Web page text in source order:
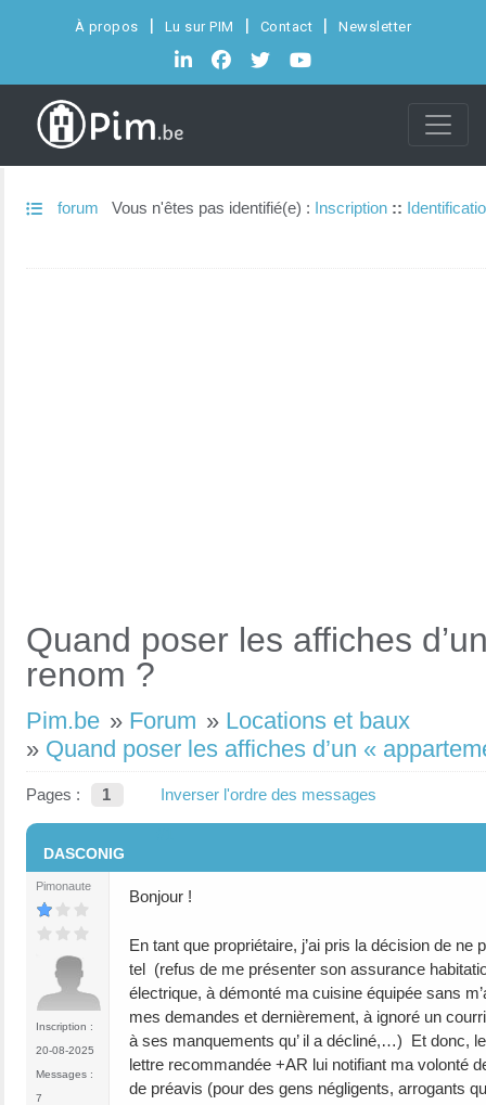
À propos Lu sur PIM Contact Newsletter
forum Vous n'êtes pas identifié(e) : Inscription ::
Quand poser les affiches
renom ?
Pim.be » Forum » Locations et baux
» Quand poser les affiches d’un «
Pages : 1 Inverser l'ordre des messages
DASCONIG
Pimonaute
Inscription :
20-08-2025
Messages :
7
Bonjour !
En tant que propriétaire, j’ai pris la décision de
tel (refus de me présenter son assurance
électrique, à démonté ma cuisine équipée sans
mes demandes et dernièrement, à ignoré un
à ses manquements qu’ il a décliné,…) Et donc,
lettre recommandée +AR lui notifiant ma volonté
de préavis (pour des gens négligents, arrogants